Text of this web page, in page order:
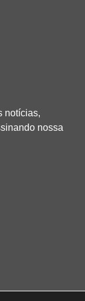
notícias,
nossa